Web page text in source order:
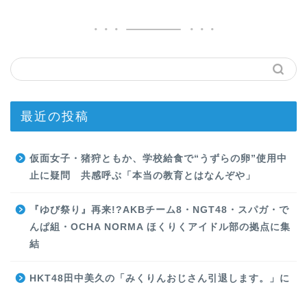
最近の投稿
仮面女子・猪狩ともか、学校給食で“うずらの卵”使用中
止に疑問 共感呼ぶ「本当の教育とはなんぞや」
『ゆび祭り』再来!?AKBチーム8・NGT48・スパガ・で
んぱ組・OCHA NORMA ほくりくアイドル部の拠点に集
結
HKT48田中美久の「みくりんおじさん引退します。」に